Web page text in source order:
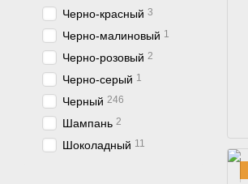
Черно-красный 3
Черно-малиновый 1
Черно-розовый 2
Черно-серый 1
Черный 246
Шампань 2
Шоколадный 11